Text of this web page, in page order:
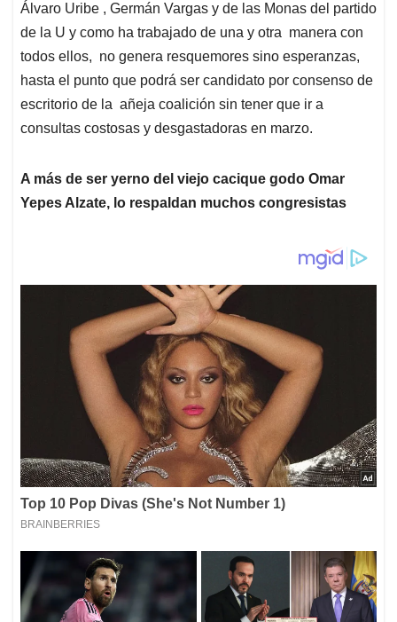
Álvaro Uribe , Germán Vargas y de las Monas del partido
de la U y como ha trabajado de una y otra manera con
todos ellos, no genera resquemores sino esperanzas,
hasta el punto que podrá ser candidato por consenso de
escritorio de la añeja coalición sin tener que ir a
consultas costosas y desgastadoras en marzo.
A más de ser yerno del viejo cacique godo Omar
Yepes Alzate, lo respaldan muchos congresistas